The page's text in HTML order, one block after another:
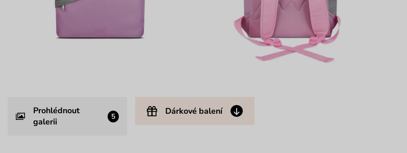
Prohlédnout
galerii
5 Dárkové balení